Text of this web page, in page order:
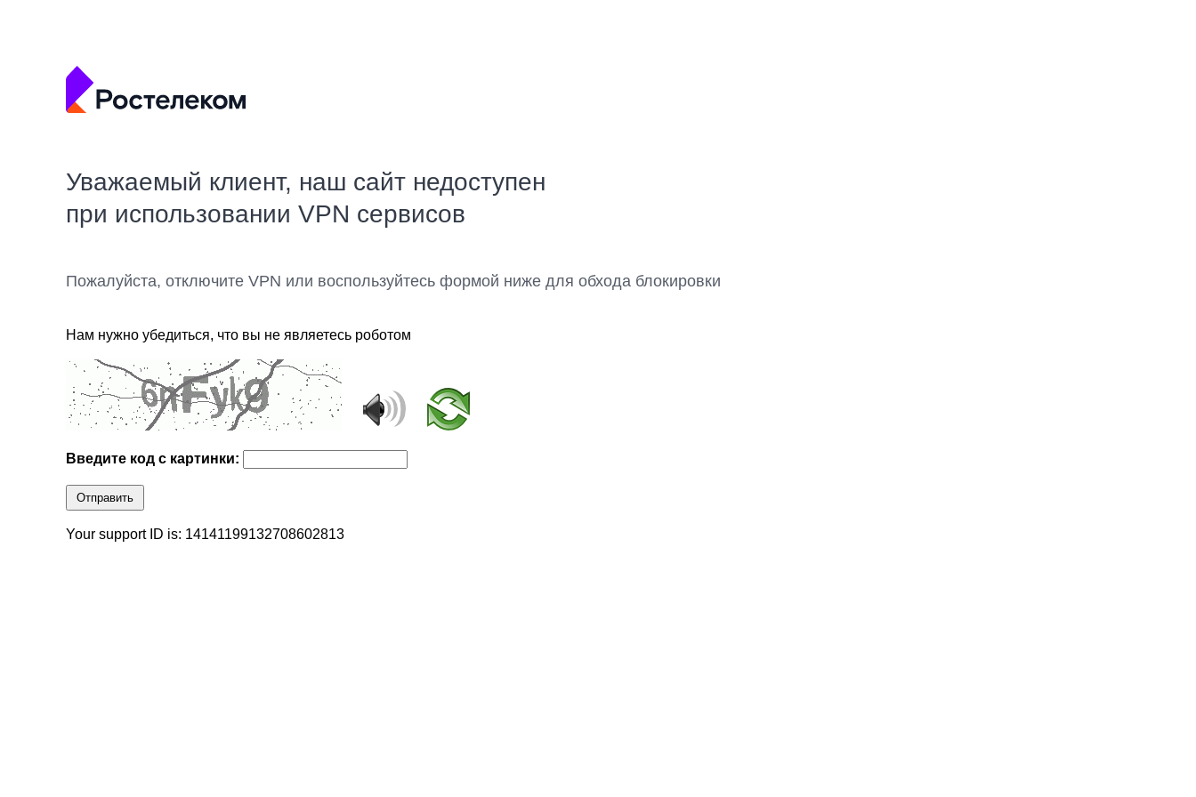
Уважаемый клиент, наш сайт недоступен
при использовании VPN сервисов
Пожалуйста, отключите VPN или воспользуйтесь формой ниже для обхода блокировки
Нам нужно убедиться, что вы не являетесь роботом
Введите код с картинки:
Отправить
Your support ID is: 14141199132708602813